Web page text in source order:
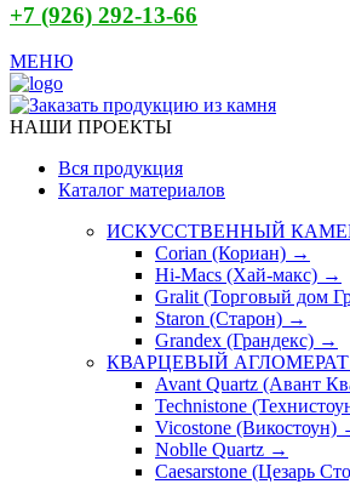
+7 (926) 292-13-66
МЕНЮ
НАШИ ПРОЕКТЫ
Вся продукция
Каталог материалов
ИСКУССТВЕННЫЙ
Corian (Кориан) →
Hi-Macs (Хай-макс) →
Gralit (Торговый дом
Staron (Старон) →
Grandex (Грандекс) →
КВАРЦЕВЫЙ АГЛОМЕРАТ
Avant Quartz (Авант
Technistone
Vicostone (Викостоун)
Noblle Quartz →
Caesarstone (Цезарь